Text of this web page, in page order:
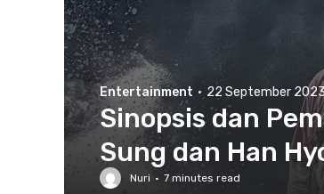
Entertainment · 22 September
Sinopsis dan
Sung dan Han
Nuri · 7 minutes read